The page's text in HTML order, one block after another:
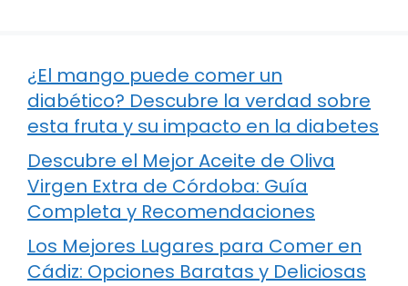
¿El mango puede comer un
diabético? Descubre la verdad sobre
esta fruta y su impacto en la diabetes
Descubre el Mejor Aceite de Oliva
Virgen Extra de Córdoba: Guía
Completa y Recomendaciones
Los Mejores Lugares para Comer en
Cádiz: Opciones Baratas y Deliciosas